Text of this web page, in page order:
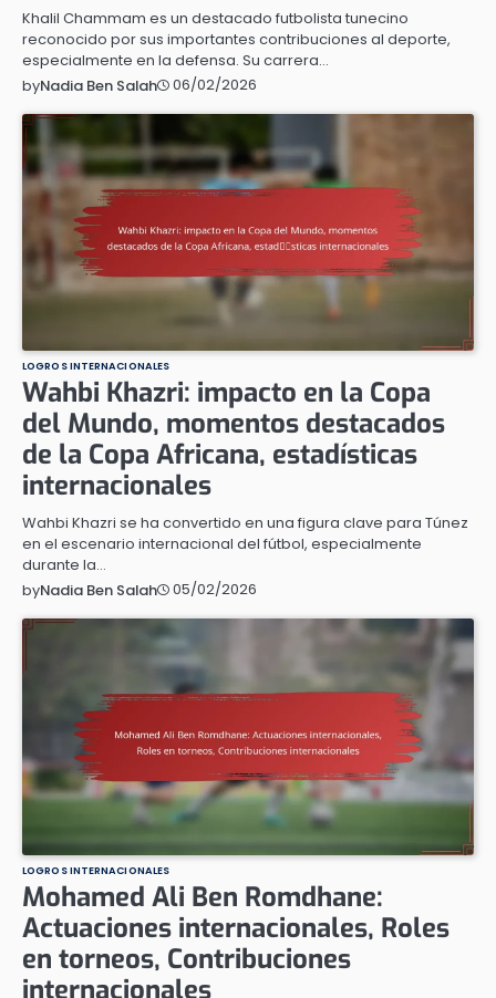
Khalil Chammam es un destacado futbolista tunecino
reconocido por sus importantes contribuciones al deporte,
especialmente en la defensa. Su carrera…
byNadia Ben Salah 06/02/2026
LOGROS INTERNACIONALES
Wahbi Khazri: impacto en la Copa
del Mundo, momentos destacados
de la Copa Africana, estadísticas
internacionales
Wahbi Khazri se ha convertido en una figura clave para Túnez
en el escenario internacional del fútbol, especialmente
durante la…
byNadia Ben Salah 05/02/2026
LOGROS INTERNACIONALES
Mohamed Ali Ben Romdhane:
Actuaciones internacionales, Roles
en torneos, Contribuciones
internacionales